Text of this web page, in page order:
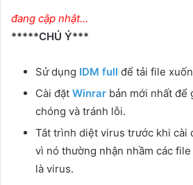
đang cập nhật…
*****CHÚ Ý***
Sử dụng IDM full để tải file
Cài đặt Winrar bản mới nhất để
chóng và tránh lỗi.
Tắt trình diệt virus trước khi cài
vì nó thường nhận nhầm các
là virus.